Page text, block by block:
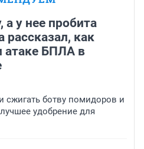
у нее пробита
рассказал, как
атаке БПЛА в
сжигать ботву помидоров и
удобрение для